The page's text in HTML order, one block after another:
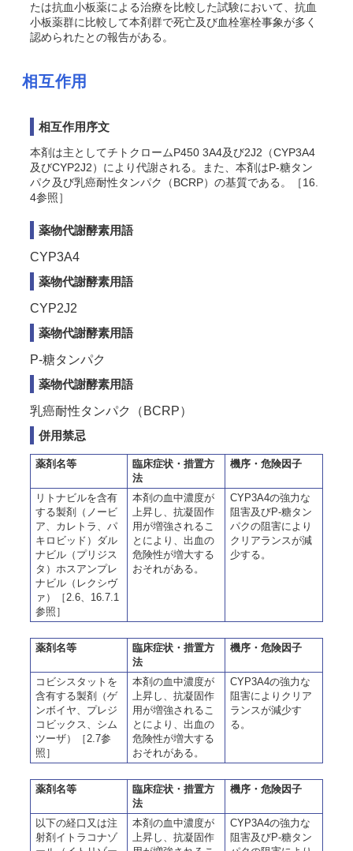
たは抗血小板薬による治療を比較した試験において、抗血
小板薬群に比較して本剤群で死亡及び血栓塞栓事象が多く
認められたとの報告がある。
相互作用
相互作用序文
本剤は主としてチトクロームP450 3A4及び2J2（CYP3A4
及びCYP2J2）により代謝される。また、本剤はP-糖タン
パク及び乳癌耐性タンパク（BCRP）の基質である。［16.
4参照］
薬物代謝酵素用語
CYP3A4
薬物代謝酵素用語
CYP2J2
薬物代謝酵素用語
P-糖タンパク
薬物代謝酵素用語
乳癌耐性タンパク（BCRP）
併用禁忌
薬剤名等
臨床症状・措置方
法
機序・危険因子
リトナビルを含有
する製剤（ノービ
ア、カレトラ、パ
キロビッド）ダル
ナビル（プリジス
タ）ホスアンプレ
ナビル（レクシヴ
ァ）［2.6、16.7.1
参照］
本剤の血中濃度が
上昇し、抗凝固作
用が増強されるこ
とにより、出血の
危険性が増大する
おそれがある。
CYP3A4の強力な
阻害及びP-糖タン
パクの阻害により
クリアランスが減
少する。
薬剤名等
臨床症状・措置方
法
機序・危険因子
コビシスタットを
含有する製剤（ゲ
ンボイヤ、プレジ
コビックス、シム
ツーザ）［2.7参
照］
本剤の血中濃度が
上昇し、抗凝固作
用が増強されるこ
とにより、出血の
危険性が増大する
おそれがある。
CYP3A4の強力な
阻害によりクリア
ランスが減少す
る。
薬剤名等
臨床症状・措置方
法
機序・危険因子
以下の経口又は注
射剤イトラコナゾ
本剤の血中濃度が
上昇し、抗凝固作
CYP3A4の強力な
阻害及びP-糖タン